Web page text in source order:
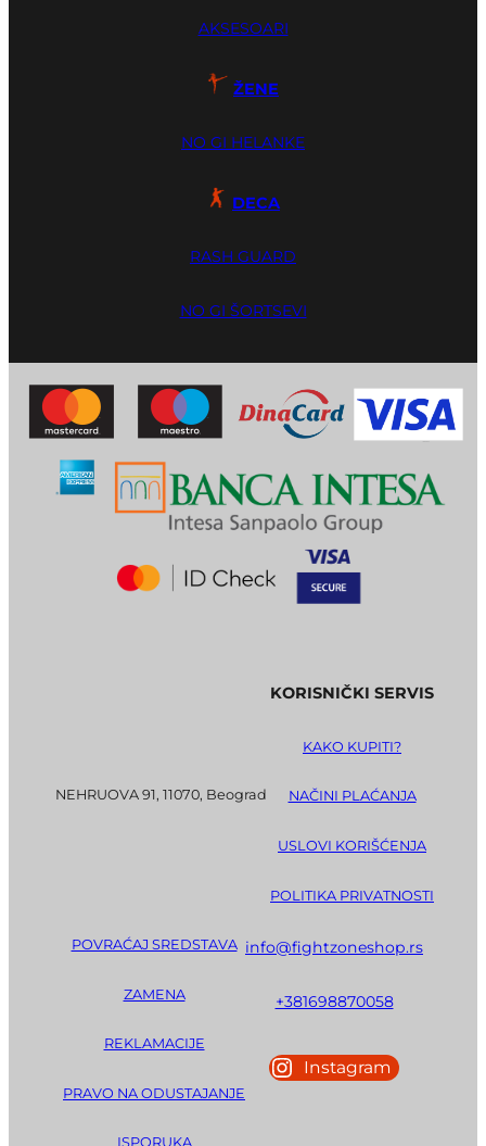
AKSESOARI
ŽENE
NO GI HELANKE
DECA
RASH GUARD
NO GI ŠORTSEVI
NEHRUOVA 91, 11070, Beograd
KORISNIČKI SERVIS
KAKO KUPITI?
NAČINI PLAĆANJA
USLOVI KORIŠĆENJA
POLITIKA PRIVATNOSTI
POVRAĆAJ SREDSTAVA
ZAMENA
REKLAMACIJE
PRAVO NA ODUSTAJANJE
ISPORUKA
info@fightzoneshop.rs
+381698870058
Instagram